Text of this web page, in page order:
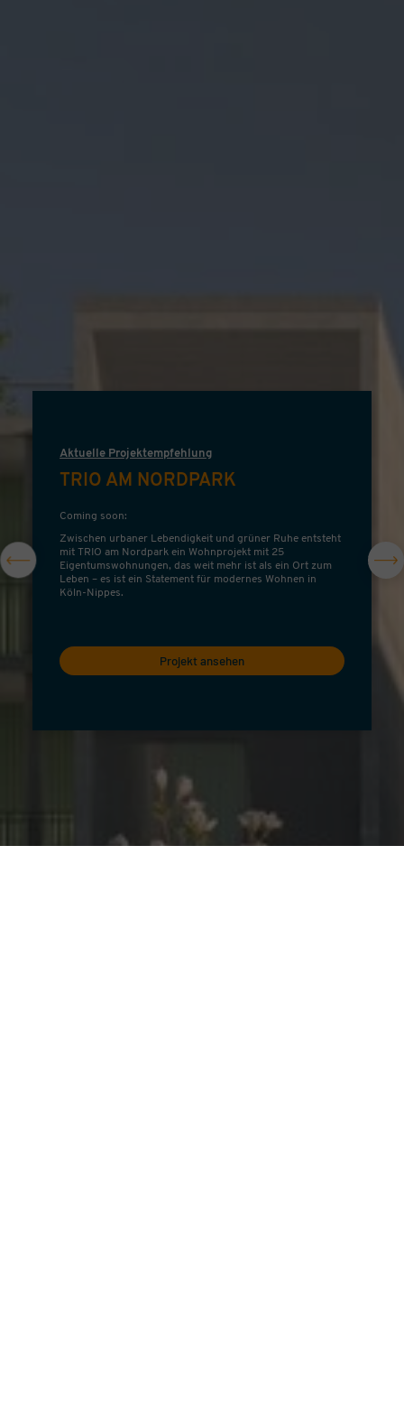
Aktuelle Projektempfehlung
TRIO AM NORDPARK
Coming soon:
Zwischen urbaner Lebendigkeit und grüner Ruhe entsteht
mit TRIO am Nordpark ein Wohnprojekt mit 25
Eigentumswohnungen, das weit mehr ist als ein Ort zum
Leben – es ist ein Statement für modernes Wohnen in
Köln-Nippes.
Projekt ansehen